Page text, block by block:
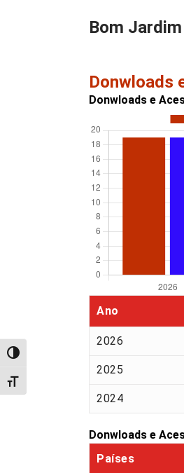
Alternar alto contraste
Alternar tamanho da fonte
Bom
Donwloads
Donwloads e
Ano
2026
2025
2024
Donwloads e
Países